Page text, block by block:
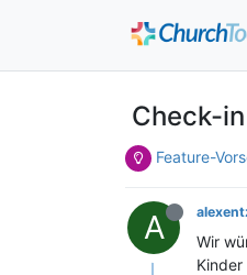
Check-
Feature-
A
Wir